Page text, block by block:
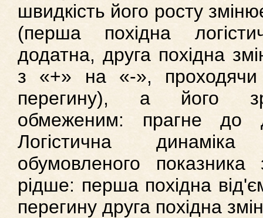
швидкість його росту
(перша похідна
додатна, друга похідна
з «+» на «-», проходячи
перегину), а його
обмеженим: прагне до
Логістична
обумовленого показника
рідше: перша похідна
перегину друга похідна